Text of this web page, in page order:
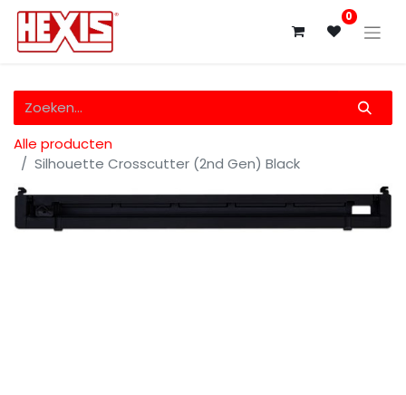
0
Alle producten
Silhouette Crosscutter (2nd Gen) Black